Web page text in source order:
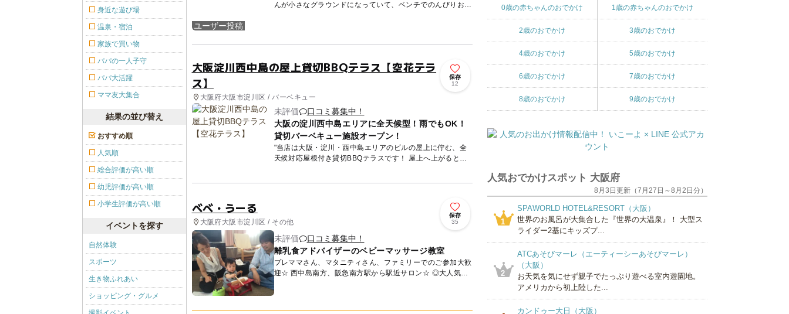
ユーザー投稿
んが小さなグラウンドになっていて、ベンチでのんびりお昼
大阪淀川西中島の屋上貸切BBQテラス【空花テラ
ス】
大阪府大阪市淀川区 / バーベキュー
保存
12
未評価
口コミ募集中！
大阪の淀川西中島エリアに全天候型！雨でもOK！
貸切バーベキュー施設オープン！
"当店は大阪・淀川・西中島エリアのビルの屋上に佇む、全
天候対応屋根付き貸切BBQテラスです！ 屋上へ上がると開
べべ・うーる
大阪府大阪市淀川区 / その他
保存
35
未評価
口コミ募集中！
離乳食アドバイザーのベビーマッサージ教室
プレママさん、マタニティさん、ファミリーでのご参加大歓
迎☆ 西中島南方、阪急南方駅から駅近サロン☆ ◎大人気！
寝ぐずり・便秘・体幹のお悩み解消、ベビーマッサージ。
...
身近な遊び場
温泉・宿泊
家族で買い物
パパの一人子守
パパ大活躍
ママ友大集合
結果の並び替え
おすすめ順
人気順
総合評価が高い順
幼児評価が高い順
小学生評価が高い順
イベントを探す
自然体験
スポーツ
生き物ふれあい
ショッピング・グルメ
0歳の赤ちゃんのおでかけ 1歳の赤ちゃんのおでかけ
2歳のおでかけ 3歳のおでかけ
4歳のおでかけ 5歳のおでかけ
6歳のおでかけ 7歳のおでかけ
8歳のおでかけ 9歳のおでかけ
人気おでかけスポット 大阪府
8月3日更新（7月27日～8月2日分）
1
SPAWORLD HOTEL&RESORT（大阪）
世界のお風呂が大集合した『世界の大温泉』！ 大型ス
ライダー2基にキッズプ...
2
ATCあそびマーレ（エーティーシーあそびマーレ）
（大阪）
お天気を気にせず親子でたっぷり遊べる室内遊園地。
アメリカから初上陸した...
カンドゥー大日（大阪）